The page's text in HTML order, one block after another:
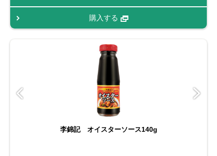
購入する
李錦記 オイスターソース140g